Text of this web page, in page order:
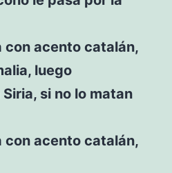
con acento catalán,
luego
si no lo matan
con acento catalán,